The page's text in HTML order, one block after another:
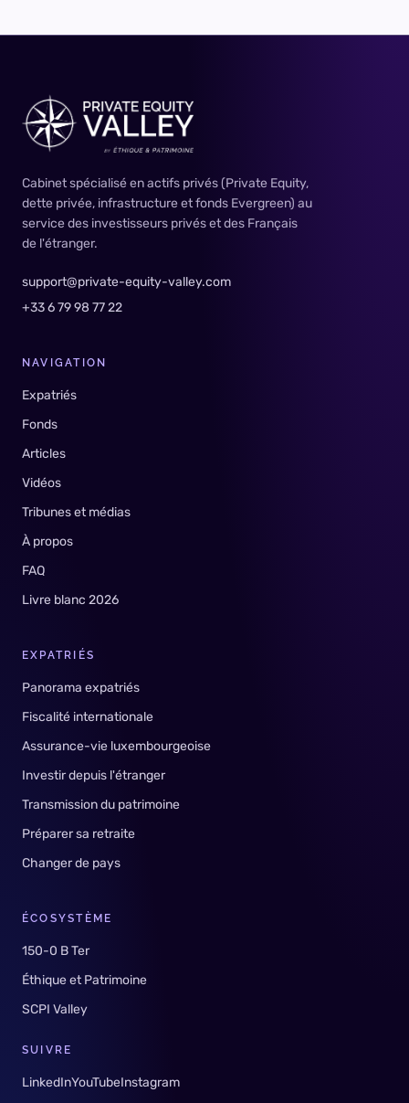
Cabinet spécialisé en actifs privés (Private Equity,
dette privée, infrastructure et fonds Evergreen) au
service des investisseurs privés et des Français
de l'étranger.
support@private-equity-valley.com
+33 6 79 98 77 22
NAVIGATION
Expatriés
Fonds
Articles
Vidéos
Tribunes et médias
À propos
FAQ
Livre blanc 2026
EXPATRIÉS
Panorama expatriés
Fiscalité internationale
Assurance-vie luxembourgeoise
Investir depuis l'étranger
Transmission du patrimoine
Préparer sa retraite
Changer de pays
ÉCOSYSTÈME
150-0 B Ter
Éthique et Patrimoine
SCPI Valley
SUIVRE
LinkedInYouTubeInstagram